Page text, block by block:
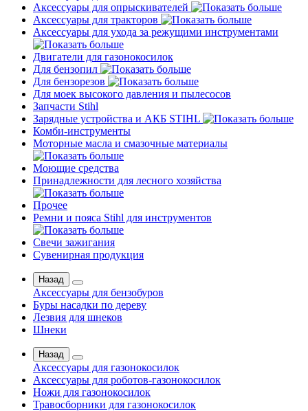
Аксессуары для опрыскивателей
Аксессуары для тракторов
Аксессуары для ухода за режущими инструментами
Двигатели для газонокосилок
Для бензопил
Для бензорезов
Для моек высокого давления и пылесосов
Запчасти Stihl
Зарядные устройства и АКБ STIHL
Комби-инструменты
Моторные масла и смазочные материалы
Моющие средства
Принадлежности для лесного хозяйства
Прочее
Ремни и пояса Stihl для инструментов
Свечи зажигания
Сувенирная продукция
Назад
Аксессуары для бензобуров
Буры насадки по дереву
Лезвия для шнеков
Шнеки
Назад
Аксессуары для газонокосилок
Аксессуары для роботов-газонокосилок
Ножи для газонокосилок
Травосборники для газонокосилок